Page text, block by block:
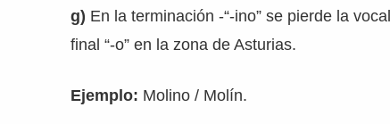
g) En la terminación -“-ino” se pierde la vocal
final “-o” en la zona de Asturias.
Ejemplo: Molino / Molín.